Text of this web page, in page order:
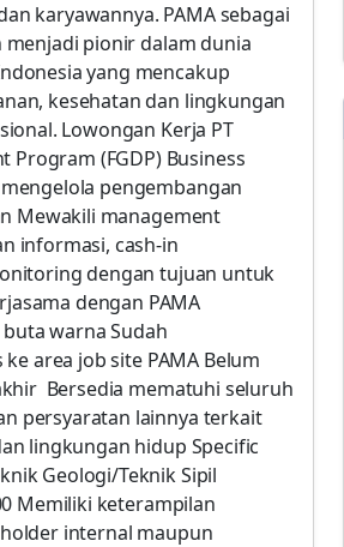
karyawannya. PAMA sebagai
menjadi pionir dalam dunia
yang mencakup
kesehatan dan lingkungan
Lowongan Kerja PT
Program (FGDP) Business
pengembangan
Mewakili management
informasi, cash-in
dengan tujuan untuk
dengan PAMA
warna Sudah
area job site PAMA Belum
Bersedia mematuhi seluruh
persyaratan lainnya terkait
lingkungan hidup Specific
Geologi/Teknik Sipil
Memiliki keterampilan
internal maupun